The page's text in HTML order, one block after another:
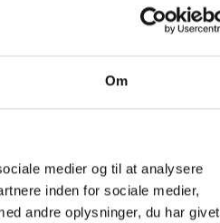
Om
medier og til at analysere
inden for sociale medier,
andre oplysninger, du har givet
DOWNLOAD BROCHURE